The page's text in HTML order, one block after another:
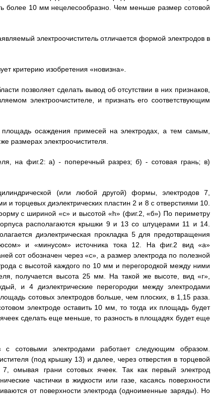
более 10 мм нецелесообразно. Чем меньше размер сотовой
электроочиститель отличается формой электродов в
критерию изобретения «новизна».
позволяет сделать вывод об отсутствии в них признаков,
электроочистителе, и признать его соответствующим
площадь осаждения примесей на электродах, а тем самым,
размерах электроочистителя.
на фиг.2: а) - поперечный разрез; б) - сотовая грань; в)
(или любой другой) формы, электродов 7,
и торцевых диэлектрических пластин 2 и 8 с отверстиями 10.
с шириной «с» и высотой «h» (фиг.2, «б») По периметру
располагаются крышки 9 и 13 со штуцерами 11 и 14.
диэлектрическая прокладка 5 для предотвращения
и «минусом» источника тока 12. На фиг.2 вид «а»
сот обозначен через «с», а размер электрода по полезной
с высотой каждого по 10 мм и перегородкой между ними
получается высота 25 мм. На такой же высоте, вид «г»,
и 4 диэлектрические перегородки между электродами
сотовых электродов больше, чем плоских, в 1,15 раза.
электроде оставить 10 мм, то тогда их площадь будет
сделать еще меньше, то разность в площадях будет еще
с сотовыми электродами работает следующим образом.
(под крышку 13) и далее, через отверстия в торцевой
7, омывая грани сотовых ячеек. Так как первый электрод
частички в жидкости или газе, касаясь поверхности
от поверхности электрода (одноименные заряды). Но